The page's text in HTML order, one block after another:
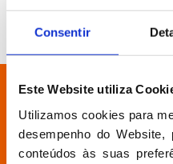
Consentir
Este Website utiliza
Utilizamos cookies para
desempenho do
conteúdos às suas
Está à procura de